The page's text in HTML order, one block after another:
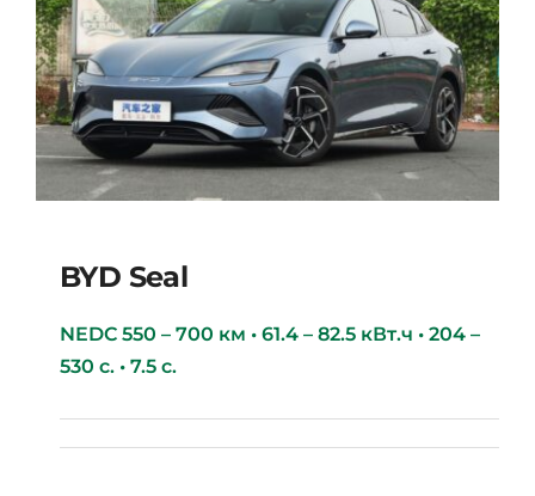
BYD Seal
NEDC 550 – 700 км • 61.4 – 82.5 кВт.ч • 204 –
530 с. • 7.5 с.